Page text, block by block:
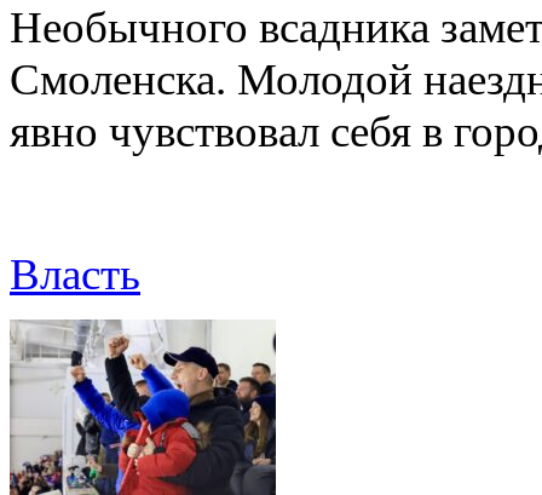
Необычного всадника
Смоленска. Молодой
явно чувствовал себя в
Власть